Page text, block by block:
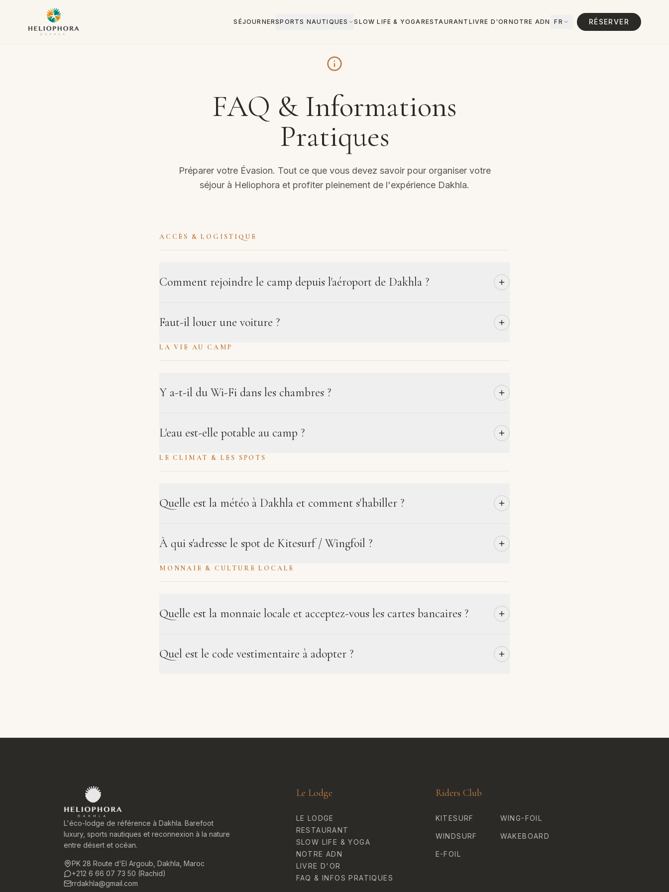
SÉJOURNERSPORTS NAUTIQUES SLOW LIFE & YOGARESTAURANT LIVRE D'ORNOTRE ADN FR RÉSERVER
FAQ & Informations
Pratiques
Préparer votre Évasion. Tout ce que vous devez savoir pour organiser votre
séjour à Heliophora et profiter pleinement de l'expérience Dakhla.
ACCÈS & LOGISTIQUE
Comment rejoindre le camp depuis l'aéroport de Dakhla ?
Faut-il louer une voiture ?
LA VIE AU CAMP
Y a-t-il du Wi-Fi dans les chambres ?
L'eau est-elle potable au camp ?
LE CLIMAT & LES SPOTS
Quelle est la météo à Dakhla et comment s'habiller ?
À qui s'adresse le spot de Kitesurf / Wingfoil ?
MONNAIE & CULTURE LOCALE
Quelle est la monnaie locale et acceptez-vous les cartes bancaires ?
Quel est le code vestimentaire à adopter ?
L'éco-lodge de référence à Dakhla. Barefoot
luxury, sports nautiques et reconnexion à la nature
entre désert et océan.
PK 28 Route d'El Argoub, Dakhla, Maroc
+212 6 66 07 73 50 (Rachid)
rrdakhla@gmail.com
Le Lodge
LE LODGE
RESTAURANT
SLOW LIFE & YOGA
NOTRE ADN
LIVRE D'OR
FAQ & INFOS PRATIQUES
Riders Club
KITESURF WING-FOIL
WINDSURF WAKEBOARD
E-FOIL